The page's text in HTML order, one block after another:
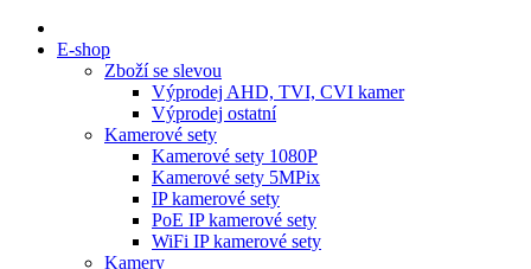
E-shop
Zboží se slevou
Výprodej AHD, TVI, CVI kamer
Výprodej ostatní
Kamerové sety
Kamerové sety 1080P
Kamerové sety 5MPix
IP kamerové sety
PoE IP kamerové sety
WiFi IP kamerové sety
Kamery